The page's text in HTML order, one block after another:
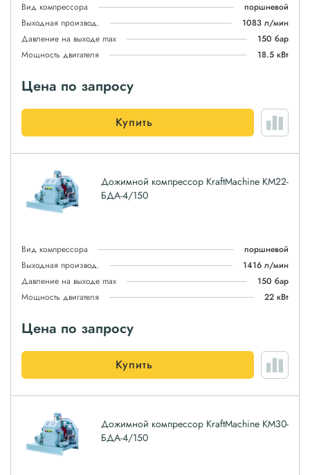
Вид компрессора
поршневой
Выходная производ.
1083 л/мин
Давление на выходе max
150 бар
Мощность двигателя
18.5 кВт
Цена по запросу
Купить
Дожимной компрессор KraftMachine КМ22-
БДА-4/150
Вид компрессора
поршневой
Выходная производ.
1416 л/мин
Давление на выходе max
150 бар
Мощность двигателя
22 кВт
Цена по запросу
Купить
Дожимной компрессор KraftMachine КМ30-
БДА-4/150